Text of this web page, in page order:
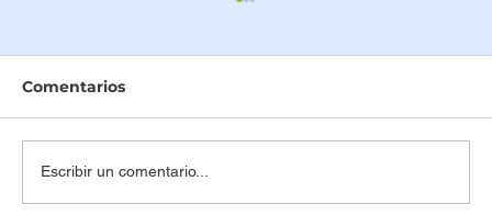
Comentarios
Escribir un comentario...